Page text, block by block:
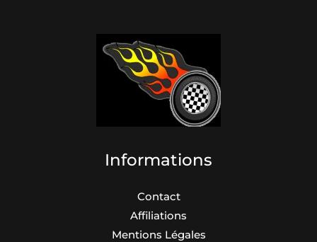
Informations
Contact
Affiliations
Mentions Légales